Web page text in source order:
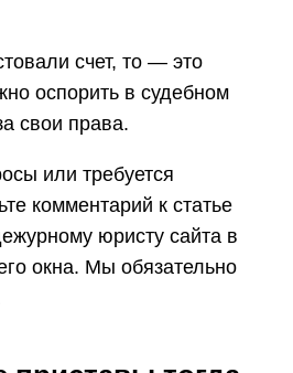
счет, то — это
оспорить в судебном
свои права.
или требуется
комментарий к статье
юристу сайта в
окна. Мы обязательно